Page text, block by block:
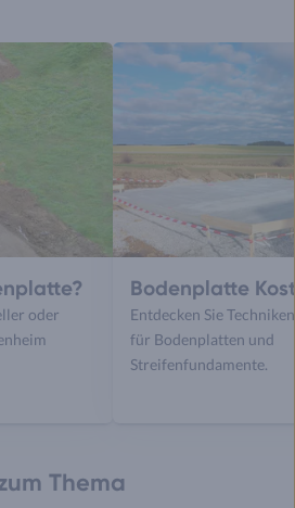
oder
Bodenplatte
Entdecken Sie
für Bodenplatten und
Streifenfundamente.
Thema